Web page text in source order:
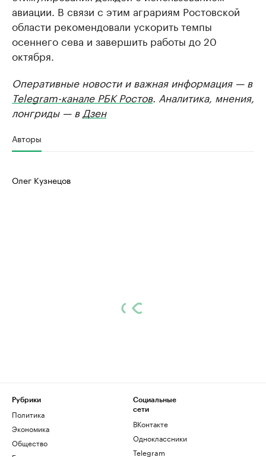
авиации. В связи с этим аграриям Ростовской
области рекомендовали ускорить темпы
осеннего сева и завершить работы до 20
октября.
Оперативные новости и важная информация — в
Telegram-канале РБК Ростов. Аналитика, мнения,
лонгриды — в Дзен
Авторы
Олег Кузнецов
Рубрики
Политика
Экономика
Общество
Социальные
сети
ВКонтакте
Одноклассники
Telegram